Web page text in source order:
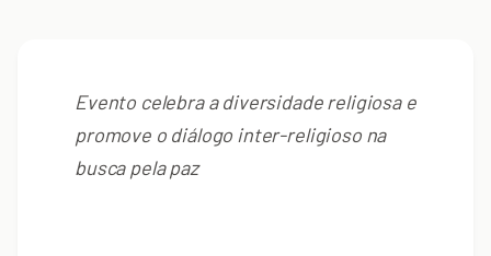
Evento celebra a diversidade religiosa e
promove o diálogo inter-religioso na
busca pela paz